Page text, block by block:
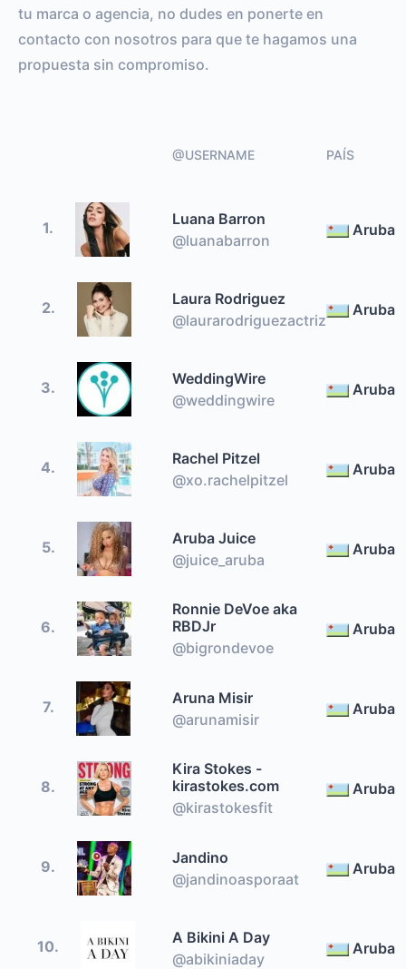
tu marca o agencia, no dudes en ponerte en
contacto con nosotros para que te hagamos una
propuesta sin compromiso.
@USERNAME PAÍS
1.
Luana Barron
@luanabarron
Aruba
2.
Laura Rodriguez
@laurarodriguezactriz
Aruba
3.
WeddingWire
@weddingwire
Aruba
4.
Rachel Pitzel
@xo.rachelpitzel
Aruba
5.
Aruba Juice
@juice_aruba
Aruba
6.
Ronnie DeVoe aka
RBDJr
@bigrondevoe
Aruba
7.
Aruna Misir
@arunamisir
Aruba
8.
Kira Stokes -
kirastokes.com
@kirastokesfit
Aruba
9.
Jandino
@jandinoasporaat
Aruba
10.
A Bikini A Day
@abikiniaday
Aruba